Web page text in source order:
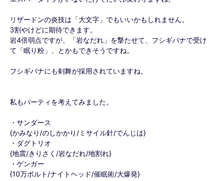
リザードンの炎技は「大文字」でもいいかもしれません。
3割やけどに期待できます。
岩4倍弱点ですが、「岩なだれ」を撃たせて、フシギバナで受け
て「眠り粉」、とかもできそうですね。
フシギバナにも剣舞が採用されていますね。
私もパーティを考えてみました。
・サンダース
{かみなり/のしかかり/ミサイル針/でんじは}
・ダグトリオ
{地震/きりさく/岩なだれ/地割れ}
・ゲンガー
{10万ボルト/ナイトヘッド/催眠術/大爆発}